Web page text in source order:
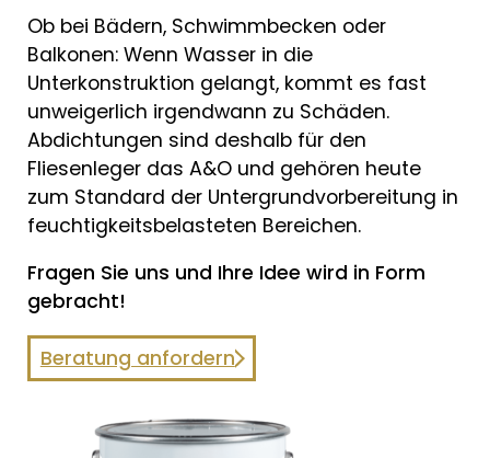
Ob bei Bädern, Schwimmbecken oder
Balkonen: Wenn Wasser in die
Unterkonstruktion gelangt, kommt es fast
unweigerlich irgendwann zu Schäden.
Abdichtungen sind deshalb für den
Fliesenleger das A&O und gehören heute
zum Standard der Untergrundvorbereitung in
feuchtigkeitsbelasteten Bereichen.
Fragen Sie uns und Ihre Idee wird in Form
gebracht!
Beratung anfordern